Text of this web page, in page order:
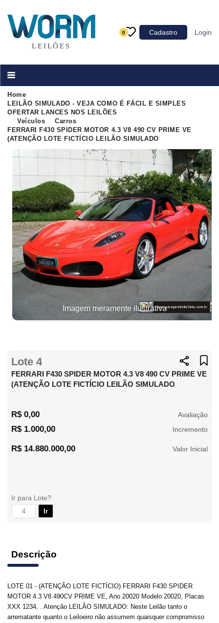
0 Cadastro Login
Categoria
Acessórios para Veículos
Máquinas
Home
LEILÃO SIMULADO - VEJA COMO É FÁCIL E SIMPLES
OFERTAR LANCES NOS LEILÕES
Veículos
Carros
FERRARI F430 SPIDER MOTOR 4.3 V8 490 CV PRIME VE
(ATENÇÃO LOTE FICTÍCIO LEILÃO SIMULADO
Imagem meramente ilustrativa
Descrição
LOTE 01 - (ATENÇÃO LOTE FICTÍCIO) FERRARI F430 SPIDER
MOTOR 4.3 V8 490CV PRIME VE, Ano 20020 Modelo 20020, Placas
XXX 1234, . Atenção LEILÃO SIMULADO: Neste Leilão tanto o
arrematante quanto o Leiloeiro não assumem quaisquer compromisso
Lote 4
FERRARI F430 SPIDER MOTOR 4.3 V8 490 CV PRIME VE
(ATENÇÃO LOTE FICTÍCIO LEILÃO SIMULADO
R$ 0,00 Avaliação
R$ 1.000,00 Incremento
R$ 14.880.000,00 Valor Inicial
Ir para Lote?
Ir